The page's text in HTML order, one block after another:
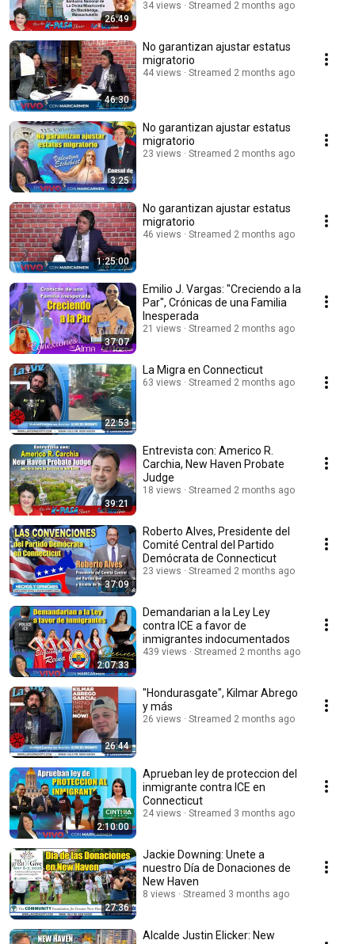
26:49
34 views Streamed 2 months ago
46:30
No garantizan ajustar estatus
migratorio
44 views Streamed 2 months ago
3:25
No garantizan ajustar estatus
migratorio
23 views Streamed 2 months ago
1:25:00
No garantizan ajustar estatus
migratorio
46 views Streamed 2 months ago
37:07
Emilio J. Vargas: "Creciendo a la
Par", Crónicas de una Familia
Inesperada
21 views Streamed 2 months ago
22:53
La Migra en Connecticut
63 views Streamed 2 months ago
39:21
Entrevista con: Americo R.
Carchia, New Haven Probate
Judge
18 views Streamed 2 months ago
37:09
Roberto Alves, Presidente del
Comité Central del Partido
Demócrata de Connecticut
23 views Streamed 2 months ago
2:07:33
Demandarian a la Ley Ley
contra ICE a favor de
inmigrantes indocumentados
439 views Streamed 2 months ago
26:44
"Hondurasgate", Kilmar Abrego
y más
26 views Streamed 2 months ago
2:10:00
Aprueban ley de proteccion del
inmigrante contra ICE en
Connecticut
24 views Streamed 3 months ago
27:36
Jackie Downing: Unete a
nuestro Día de Donaciones de
New Haven
8 views Streamed 3 months ago
Alcalde Justin Elicker: New